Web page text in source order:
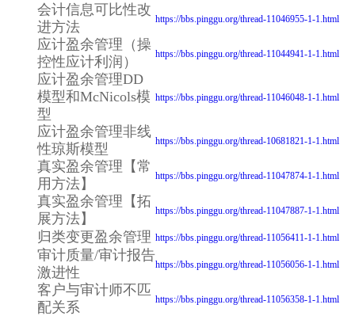
会计信息可比性改
进方法
https://bbs.pinggu.org/thread-11046955-1-1.html
应计盈余管理（操
控性应计利润）
https://bbs.pinggu.org/thread-11044941-1-1.html
应计盈余管理DD
模型和McNicols模
型
https://bbs.pinggu.org/thread-11046048-1-1.html
应计盈余管理非线
性琼斯模型
https://bbs.pinggu.org/thread-10681821-1-1.html
真实盈余管理【常
用方法】
https://bbs.pinggu.org/thread-11047874-1-1.html
真实盈余管理【拓
展方法】
https://bbs.pinggu.org/thread-11047887-1-1.html
归类变更盈余管理 https://bbs.pinggu.org/thread-11056411-1-1.html
审计质量/审计报告
激进性
https://bbs.pinggu.org/thread-11056056-1-1.html
客户与审计师不匹
配关系
https://bbs.pinggu.org/thread-11056358-1-1.html